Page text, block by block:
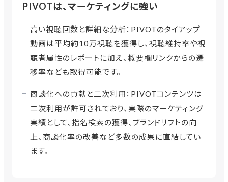
PIVOTは、マーケティングに強い
高い視聴回数と詳細な分析：PIVOTのタイアップ
動画は平均約10万視聴を獲得し、視聴維持率や視
聴者属性のレポートに加え、概要欄リンクからの遷
移率なども取得可能です。
商談化への貢献と二次利用：PIVOTコンテンツは
二次利用が許可されており、実際のマーケティング
実績として、指名検索の獲得、ブランドリフトの向
上、商談化率の改善など多数の成果に直結してい
ます。